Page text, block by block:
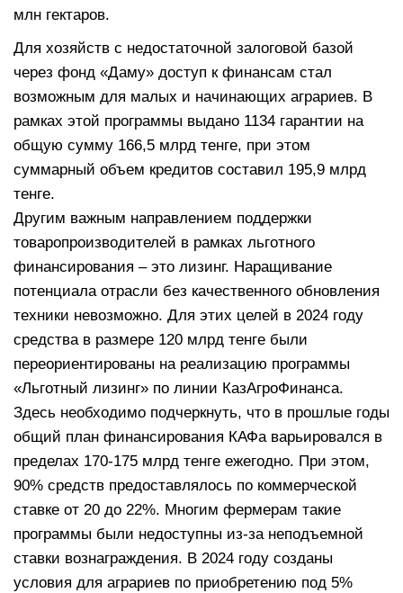
млн гектаров.
Для хозяйств с недостаточной залоговой базой
через фонд «Даму» доступ к финансам стал
возможным для малых и начинающих аграриев. В
рамках этой программы выдано 1134 гарантии на
общую сумму 166,5 млрд тенге, при этом
суммарный объем кредитов составил 195,9 млрд
тенге.
Другим важным направлением поддержки
товаропроизводителей в рамках льготного
финансирования – это лизинг. Наращивание
потенциала отрасли без качественного обновления
техники невозможно. Для этих целей в 2024 году
средства в размере 120 млрд тенге были
переориентированы на реализацию программы
«Льготный лизинг» по линии КазАгроФинанса.
Здесь необходимо подчеркнуть, что в прошлые годы
общий план финансирования КАФа варьировался в
пределах 170-175 млрд тенге ежегодно. При этом,
90% средств предоставлялось по коммерческой
ставке от 20 до 22%. Многим фермерам такие
программы были недоступны из-за неподъемной
ставки вознаграждения. В 2024 году созданы
условия для аграриев по приобретению под 5%